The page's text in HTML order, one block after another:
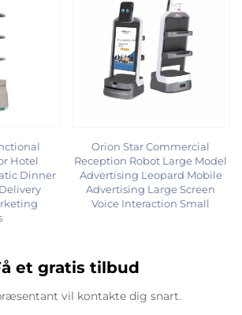
Hotel
Dinner
Orion Star Commercial
Reception Robot Large Model
Advertising Leopard Mobile
Advertising Large Screen
Voice Interaction Small
et gratis tilbud
vil kontakte dig snart.